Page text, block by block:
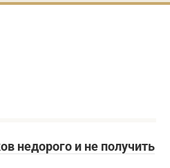
недорого и не получить